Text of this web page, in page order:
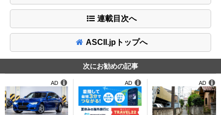
連載目次へ
ASCII.jpトップへ
次にお勧めの記事
AD AD AD